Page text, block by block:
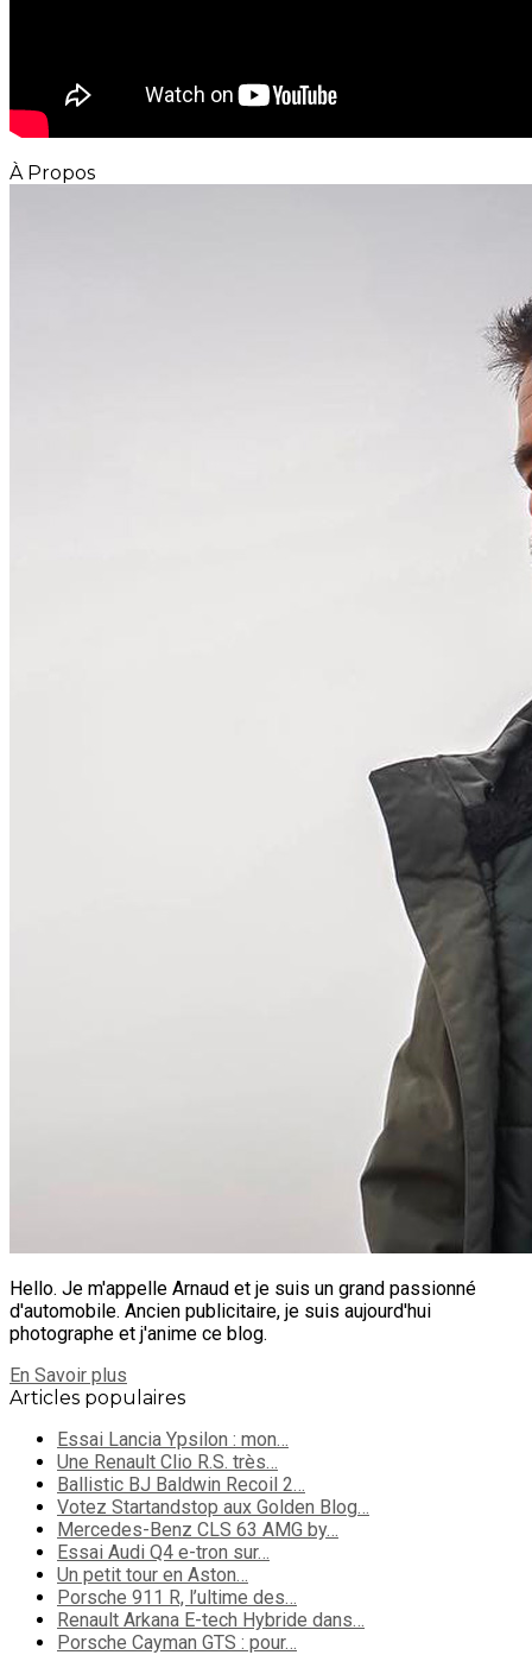
À Propos
Hello. Je m'appelle Arnaud et je suis un grand passionné
d'automobile. Ancien publicitaire, je suis aujourd'hui
photographe et j'anime ce blog.
En Savoir plus
Articles populaires
Essai Lancia Ypsilon : mon…
Une Renault Clio R.S. très…
Ballistic BJ Baldwin Recoil 2…
Votez Startandstop aux Golden Blog…
Mercedes-Benz CLS 63 AMG by…
Essai Audi Q4 e-tron sur…
Un petit tour en Aston…
Porsche 911 R, l’ultime des…
Renault Arkana E-tech Hybride dans…
Porsche Cayman GTS : pour…